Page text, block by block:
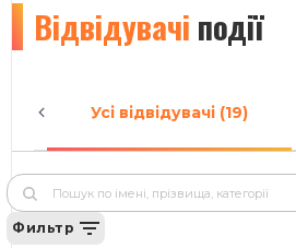
Відвідувачі події
Усі відвідувачі (19)
Фильтр